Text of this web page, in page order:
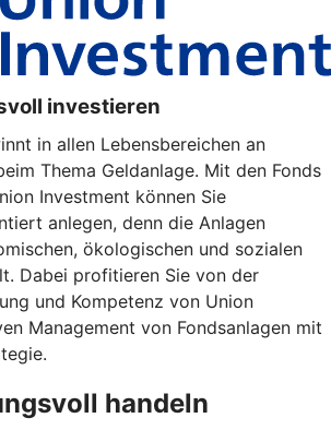
investieren
in allen Lebensbereichen an
Thema Geldanlage. Mit den Fonds
Investment können Sie
anlegen, denn die Anlagen
ökologischen und sozialen
Dabei profitieren Sie von der
und Kompetenz von Union
Management von Fondsanlagen mit
handeln